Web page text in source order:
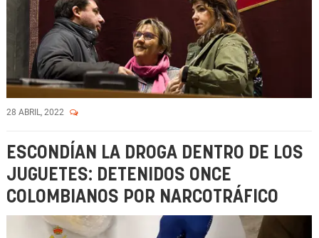
28 ABRIL, 2022
ESCONDÍAN LA DROGA DENTRO DE LOS
JUGUETES: DETENIDOS ONCE
COLOMBIANOS POR NARCOTRÁFICO